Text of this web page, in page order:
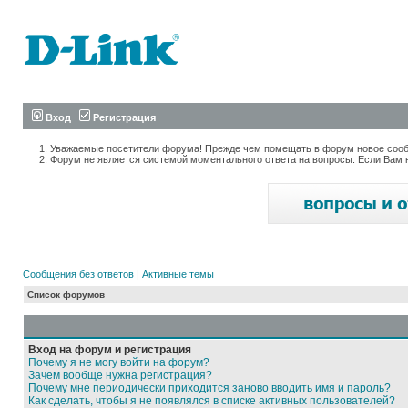
Вход Регистрация
Уважаемые посетители форума! Прежде чем помещать в форум новое
Форум не является системой моментального ответа на вопросы. Если
Сообщения без ответов | Активные темы
Список форумов
Вход на форум и регистрация
Почему я не могу войти на форум?
Зачем вообще нужна регистрация?
Почему мне периодически приходится заново вводить имя и пароль?
Как сделать, чтобы я не появлялся в списке активных пользователей?